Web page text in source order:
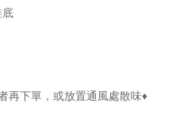
底
再下單，或放置通風處散味♦︎